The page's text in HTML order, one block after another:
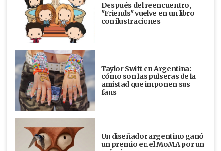
Después del reencuentro,
"Friends" vuelve en un libro
con ilustraciones
Taylor Swift en Argentina:
cómo son las pulseras de la
amistad que imponen sus
fans
Un diseñador argentino ganó
un premio en el MoMA por un